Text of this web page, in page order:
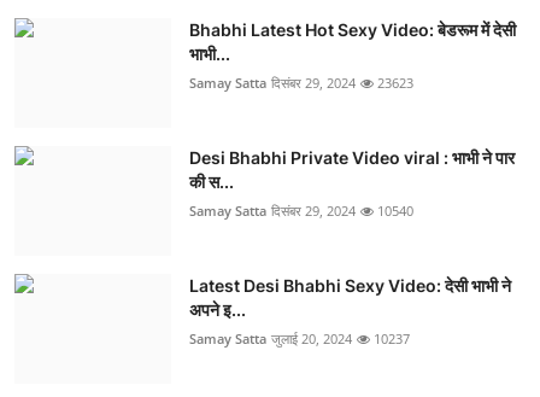
Bhabhi Latest Hot Sexy Video: बेडरूम में देसी
भाभी...
Samay Satta दिसंबर 29, 2024 23623
Desi Bhabhi Private Video viral : भाभी ने पार
की स...
Samay Satta दिसंबर 29, 2024 10540
Latest Desi Bhabhi Sexy Video: देसी भाभी ने
अपने इ...
Samay Satta जुलाई 20, 2024 10237